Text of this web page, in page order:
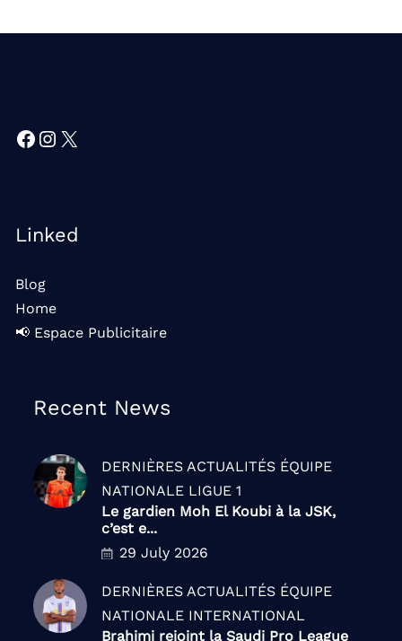
Facebook
Instagram
X
Linked
Blog
Home
📢 Espace Publicitaire
Recent News
DERNIÈRES ACTUALITÉS ÉQUIPE
NATIONALE LIGUE 1
Le gardien Moh El Koubi à la JSK,
c’est e...
29 July 2026
DERNIÈRES ACTUALITÉS ÉQUIPE
NATIONALE INTERNATIONAL
Brahimi rejoint la Saudi Pro League